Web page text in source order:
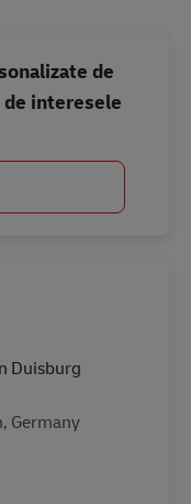
de
interesele
Duisburg
Germany